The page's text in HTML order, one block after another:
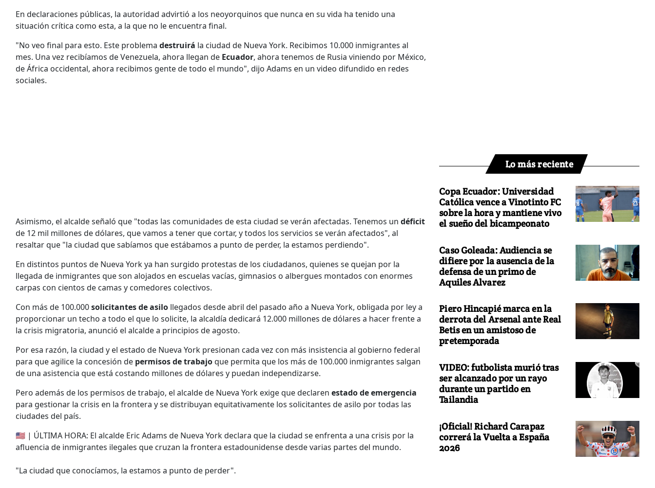
En declaraciones públicas, la autoridad advirtió a los neoyorquinos que nunca en su vida ha tenido una
situación crítica como esta, a la que no le encuentra final.
"No veo final para esto. Este problema destruirá la ciudad de Nueva York. Recibimos 10.000 inmigrantes al
mes. Una vez recibíamos de Venezuela, ahora llegan de Ecuador, ahora tenemos de Rusia viniendo por México,
de África occidental, ahora recibimos gente de todo el mundo", dijo Adams en un video difundido en redes
sociales.
Asimismo, el alcalde señaló que "todas las comunidades de esta ciudad se verán afectadas. Tenemos un déficit
de 12 mil millones de dólares, que vamos a tener que cortar, y todos los servicios se verán afectados", al
resaltar que "la ciudad que sabíamos que estábamos a punto de perder, la estamos perdiendo".
En distintos puntos de Nueva York ya han surgido protestas de los ciudadanos, quienes se quejan por la
llegada de inmigrantes que son alojados en escuelas vacías, gimnasios o albergues montados con enormes
carpas con cientos de camas y comedores colectivos.
Con más de 100.000solicitantes de asilo llegados desde abril del pasado año a Nueva York, obligada por ley a
proporcionar un techo a todo el que lo solicite, la alcaldía dedicará 12.000 millones de dólares a hacer frente a
la crisis migratoria, anunció el alcalde a principios de agosto.
Por esa razón, la ciudad y el estado de Nueva York presionan cada vez con más insistencia al gobierno federal
para que agilice la concesión de permisos de trabajoque permita que los más de 100.000 inmigrantes salgan
de una asistencia que está costando millones de dólares y puedan independizarse.
Pero además de los permisos de trabajo, el alcalde de Nueva York exige que declaren estado de emergencia
para gestionar la crisis en la frontera y se distribuyan equitativamente los solicitantes de asilo por todas las
ciudades del país.
🇺🇲 | ÚLTIMA HORA: El alcalde Eric Adams de Nueva York declara que la ciudad se enfrenta a una crisis por la
afluencia de inmigrantes ilegales que cruzan la frontera estadounidense desde varias partes del mundo.
"La ciudad que conocíamos, la estamos a punto de perder".
Lo más reciente
Copa Ecuador: Universidad
Católica vence a Vinotinto FC
sobre la hora y mantiene vivo
el sueño del bicampeonato
Caso Goleada: Audiencia se
difiere por la ausencia de la
defensa de un primo de
Aquiles Alvarez
Piero Hincapié marca en la
derrota del Arsenal ante Real
Betis en un amistoso de
pretemporada
VIDEO: futbolista murió tras
ser alcanzado por un rayo
durante un partido en
Tailandia
¡Oficial! Richard Carapaz
correrá la Vuelta a España
2026